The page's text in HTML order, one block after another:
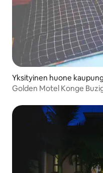
Yksityinen huone
Golden Motel Konge